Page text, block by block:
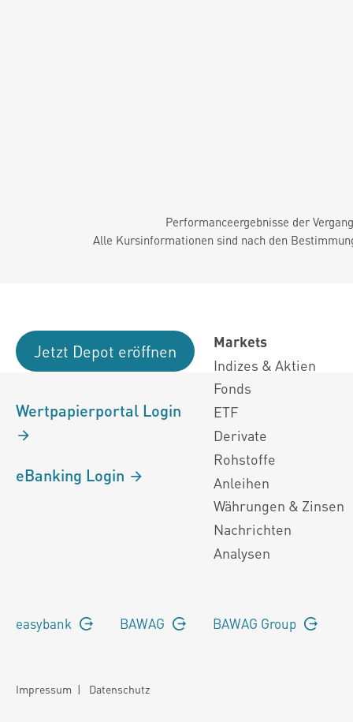
Performanceergebnisse der
Alle Kursinformationen sind nach den
Jetzt Depot eröffnen
Wertpapierportal Login
eBanking Login
Markets
Indizes & Aktien
Fonds
ETF
Derivate
Rohstoffe
Anleihen
Währungen & Zinsen
Nachrichten
Analysen
easybank BAWAG BAWAG Group
Impressum | Datenschutz